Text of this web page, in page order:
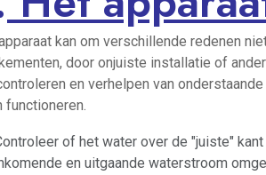
kan om verschillende redenen
door onjuiste installatie of
en verhelpen van
functioneren.
of het water over de "juiste"
en uitgaande waterstroom